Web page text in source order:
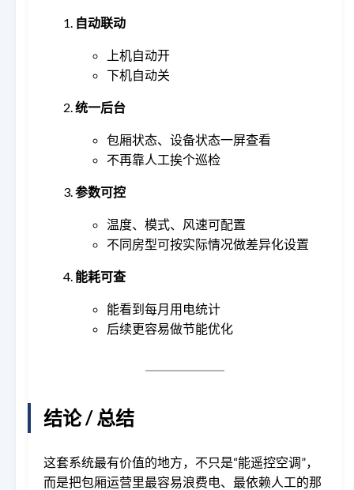
自动联动
上机自动开
下机自动关
统一后台
包厢状态、设备状态一屏查看
不再靠人工挨个巡检
参数可控
温度、模式、风速可配置
不同房型可按实际情况做差异化设置
能耗可查
能看到每月用电统计
后续更容易做节能优化
结论 / 总结
这套系统最有价值的地方，不只是“能遥控空调”，
而是把包厢运营里最容易浪费电、最依赖人工的那